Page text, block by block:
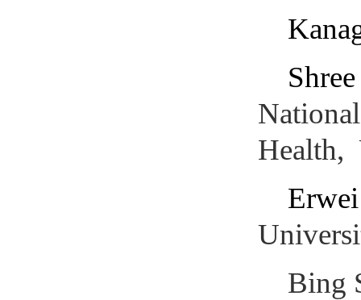
Health,
Bing